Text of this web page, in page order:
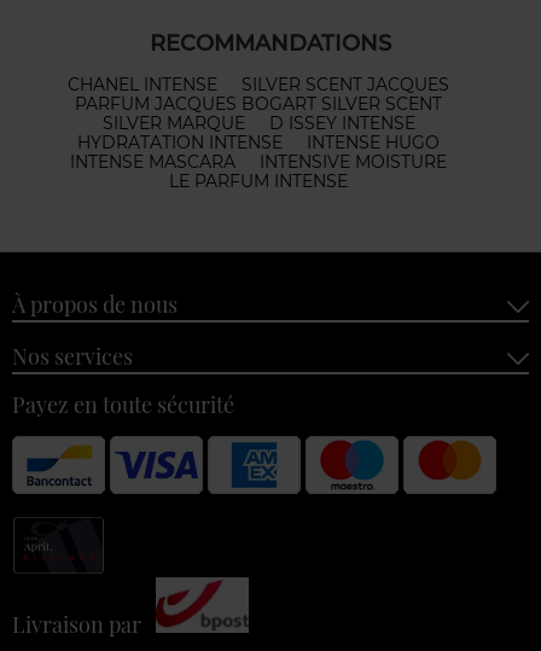
RECOMMANDATIONS
CHANEL INTENSE
SILVER SCENT JACQUES
PARFUM JACQUES BOGART SILVER SCENT
SILVER MARQUE
D ISSEY INTENSE
HYDRATATION INTENSE
INTENSE HUGO
INTENSE MASCARA
INTENSIVE MOISTURE
LE PARFUM INTENSE
À propos de nous
Nos services
Payez en toute sécurité
Livraison par